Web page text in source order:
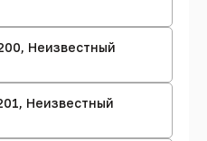
Неизвестный
Неизвестный